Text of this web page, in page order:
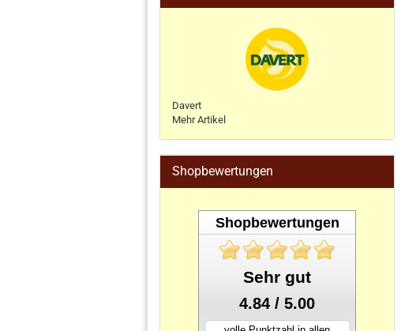
Davert
Mehr Artikel
Shopbewertungen
Shopbewertungen
Sehr gut
4.84 / 5.00